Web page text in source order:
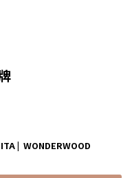
| WONDERWOOD